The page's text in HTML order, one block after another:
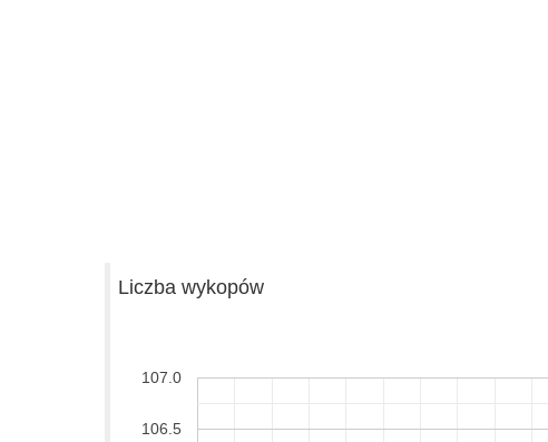
Liczba wykopów
106.5
107.0